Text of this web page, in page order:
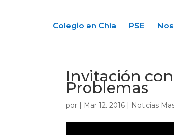
Colegio en Chía PSE
Invitación
Problemas
por | Mar 12, 2016 | Noticias